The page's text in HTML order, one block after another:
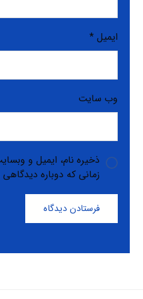
ایمیل*
وب‌ سایت
ذخیره نام، ایمیل و
زمانی که دوباره
فرستادن دیدگاه